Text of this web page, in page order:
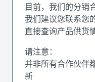
目前，我们的分销
我们建议您联系您
直接查询产品供货
请注意：
并非所有合作伙伴
新